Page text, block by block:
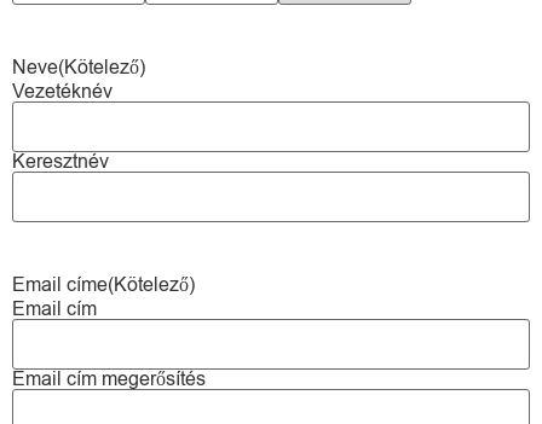
Neve(Kötelező)
Vezetéknév
Keresztnév
Email címe(Kötelező)
Email cím
Email cím megerősítés